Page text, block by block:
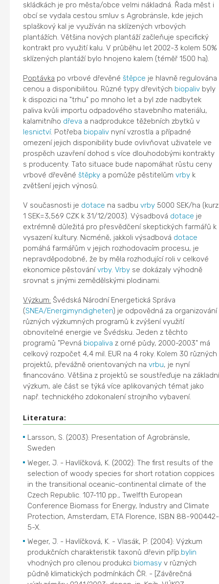
skládkách je pro města/obce velmi nákladná. Řada měst i
obcí se vydala cestou smluv s Agrobränsle, kde jejich
splaškový kal je využíván na sklízených vrbových
plantážích. Většina nových plantáží začleňuje specifický
kontrakt pro využití kalu. V průběhu let 2002-3 kolem 50%
sklízených plantáží bylo hnojeno kalem (téměř 1500 ha).
Poptávka po vrbové dřevěnéštěpce je hlavně regulována
cenou a disponibilitou. Různé typy dřevitých biopaliv byly
k dispozici na "trhu" po mnoho let a byl zde nadbytek
paliva kvůli importu odpadového stavebního materiálu,
kalamitního dřeva a nadprodukce těžebních zbytků v
lesnictví. Potřeba biopaliv nyní vzrostla a případné
omezení jejich disponibility bude ovlivňovat uživatele ve
prospěch uzavření dohod s více dlouhodobými kontrakty
s producenty. Tato situace bude napomáhat růstu ceny
vrbové dřevěnéštěpky a pomůže pěstitelůmvrby k
zvětšení jejich výnosů.
V současnosti je dotace na sadbuvrby 5000 SEK/ha (kurz
1 SEK=3,569 CZK k 31/12/2003). Výsadbová dotace je
extrémně důležitá pro přesvědčení skeptických farmářů k
vysazení kultury. Nicméně, jakkoli výsadbová dotace
pomáhá farmářům v jejich rozhodovacím procesu, je
nepravděpodobné, že by měla rozhodující roli v celkové
ekonomice pěstovánívrby.Vrby se dokázaly výhodně
srovnat s jinými zemědělskými plodinami.
Výzkum: Švédská Národní Energetická Správa
(SNEA/Energimyndigheten) je odpovědná za organizování
různých výzkumných programů k zvýšení využití
obnovitelné energie ve Švédsku. Jeden z těchto
programů "Pevná biopaliva z orné půdy, 2000-2003" má
celkový rozpočet 4,4 mil. EUR na 4 roky. Kolem 30 různých
projektů, převážně orientovaných navrbu, je nyní
financováno. Většina z projektů se soustřeďuje na
výzkum, ale část se týká více aplikovaných témat jako
např. technického zdokonalení strojního vybavení.
Literatura:
Larsson, S. (2003): Presentation of Agrobränsle,
Sweden
Weger, J. - Havlíčková, K. (2002): The first results of the
selection of woody species for short rotation coppices
in the transitional oceanic-continental climate of the
Czech Republic. 107-110 pp., Twelfth European
Conference Biomass for Energy, Industry and Climate
Protection, Amsterdam, ETA Florence, ISBN 88-900442-
5-X.
Weger, J. - Havlíčková, K. - Vlasák, P. (2004): Výzkum
produkčních charakteristik taxonů dřevin příp.bylin
vhodných pro cílenou produkci biomasy v různých
půdně klimatických podmínkách ČR. - [Závěrečná